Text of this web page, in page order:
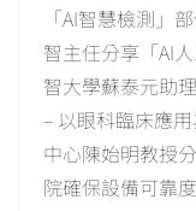
「AI智慧檢測」
智主任分享「AI
智大學蘇泰元助
– 以眼科臨床應
中心陳始明教授
院確保設備可靠